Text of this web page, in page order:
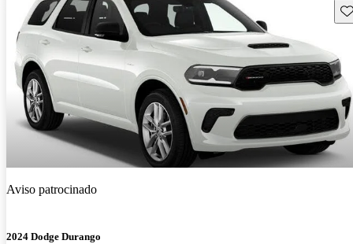
Aviso patrocinado
2024 Dodge Durango